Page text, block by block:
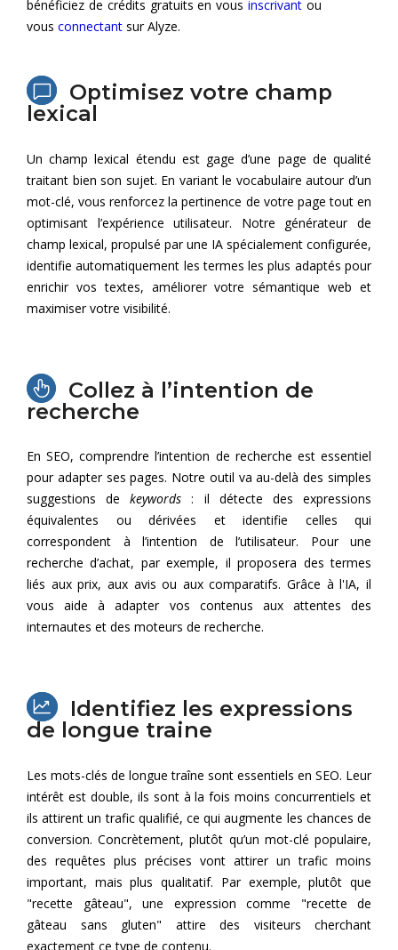
bénéficiez de crédits gratuits en vousinscrivant ou
vous connectant sur Alyze.
Optimisez votre champ
lexical
Un champ lexical étendu est gage d’une page de qualité
traitant bien son sujet. En variant le vocabulaire autour d’un
mot-clé, vous renforcez la pertinence de votre page tout en
optimisant l’expérience utilisateur. Notre générateur de
champ lexical, propulsé par une IA spécialement configurée,
identifie automatiquement les termes les plus adaptés pour
enrichir vos textes, améliorer votre sémantique web et
maximiser votre visibilité.
Collez à l’intention de
recherche
En SEO, comprendre l’intention de recherche est essentiel
pour adapter ses pages. Notre outil va au-delà des simples
suggestions dekeywords : il détecte des expressions
équivalentes ou dérivées et identifie celles qui
correspondent à l’intention de l’utilisateur. Pour une
recherche d’achat, par exemple, il proposera des termes
liés aux prix, aux avis ou aux comparatifs. Grâce à l'IA, il
vous aide à adapter vos contenus aux attentes des
internautes et des moteurs de recherche.
Identifiez les expressions
de longue traine
Les mots-clés de longue traîne sont essentiels en SEO. Leur
intérêt est double, ils sont à la fois moins concurrentiels et
ils attirent un trafic qualifié, ce qui augmente les chances de
conversion. Concrètement, plutôt qu’un mot-clé populaire,
des requêtes plus précises vont attirer un trafic moins
important, mais plus qualitatif. Par exemple, plutôt que
"recette gâteau", une expression comme "recette de
gâteau sans gluten" attire des visiteurs cherchant
exactement ce type de contenu.